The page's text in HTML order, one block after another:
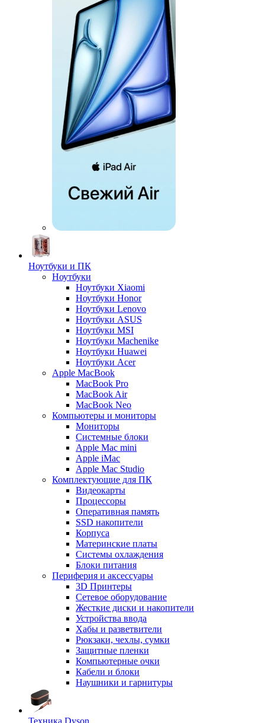
Ноутбуки и ПК
Ноутбуки
Ноутбуки Xiaomi
Ноутбуки Honor
Ноутбуки Lenovo
Ноутбуки ASUS
Ноутбуки MSI
Ноутбуки Machenike
Ноутбуки Huawei
Ноутбуки Acer
Apple MacBook
MacBook Pro
MacBook Air
MacBook Neo
Компьютеры и мониторы
Мониторы
Системные блоки
Apple Mac mini
Apple iMac
Apple Mac Studio
Комплектующие для ПК
Видеокарты
Процессоры
Оперативная память
SSD накопители
Корпуса
Материнские платы
Системы охлаждения
Блоки питания
Периферия и аксессуары
3D Принтеры
Сетевое оборудование
Жесткие диски и накопители
Устройства ввода
Хабы и разветвители
Рюкзаки, чехлы, сумки
Защитные пленки
Компьютерные очки
Кабели и блоки
Наушники и гарнитуры
Техника Dyson